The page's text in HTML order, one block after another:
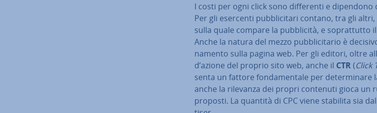
I costi per ogni click sono dif­fe­ren­ti e dipendono
Per gli esercenti pub­bli­ci­ta­ri contano, tra gli altri,
sulla quale compare la pub­bli­ci­tà, e so­prat­tut­to
Anche la natura del mezzo pub­bli­ci­ta­rio è
na­men­to sulla pagina web. Per gli editori, oltre
d’azione del proprio sito web, anche il CTR(Click
sen­ta un fattore fon­da­men­ta­le per de­ter­mi­na­re
anche la rilevanza dei propri contenuti gioca un
proposti. La quantità di CPC viene stabilita sia